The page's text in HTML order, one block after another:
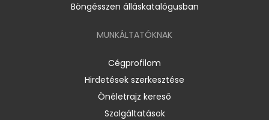
Böngésszen álláskatalógusban
MUNKÁLTATÓKNAK
Cégprofilom
Hirdetések szerkesztése
Önéletrajz kereső
Szolgáltatások